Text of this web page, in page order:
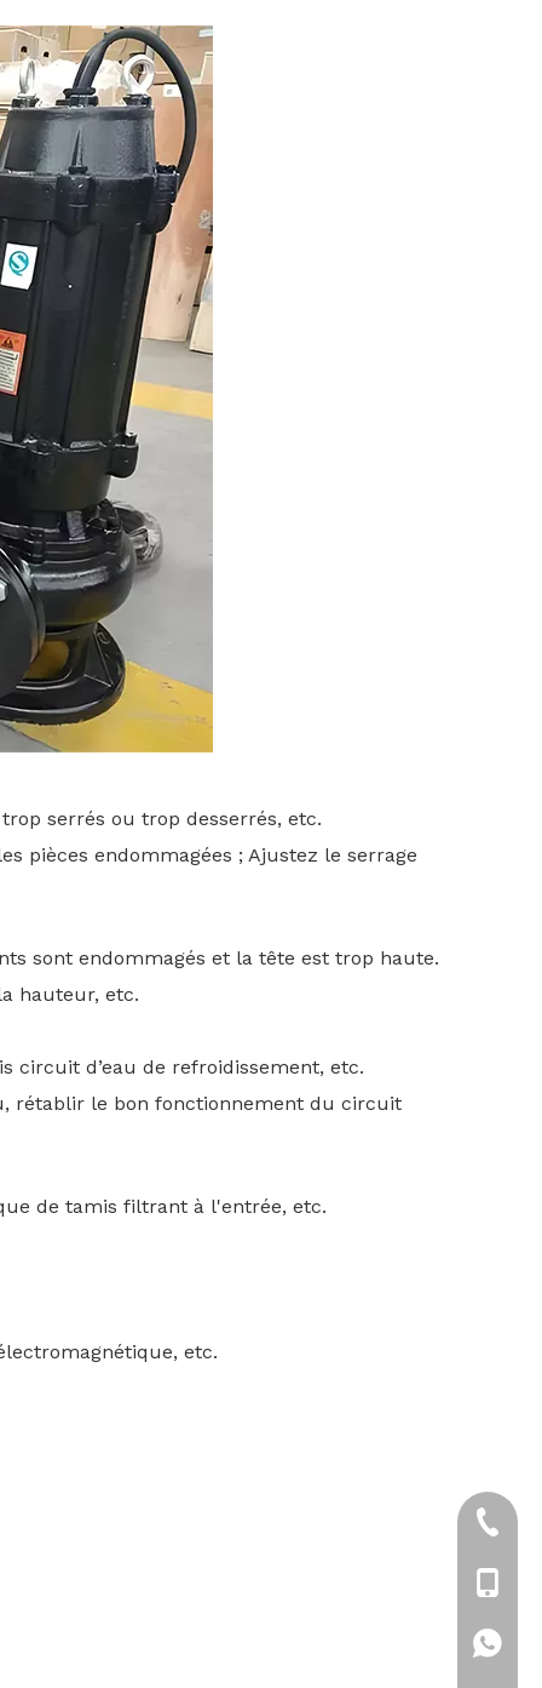
serrés ou trop desserrés, etc.
pièces endommagées ; Ajustez le serrage
sont endommagés et la tête est trop haute.
hauteur, etc.
circuit d’eau de refroidissement, etc.
rétablir le bon fonctionnement du circuit
de tamis filtrant à l'entrée, etc.
etc.
+86-
+86-